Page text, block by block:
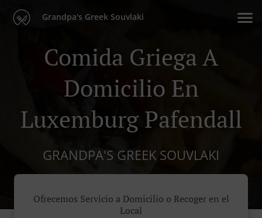
Grandpa's Greek Souvlaki
Comida Griega A
Domicilio En
Luxemburg Pafendall
GRANDPA'S GREEK SOUVLAKI
Ofrecemos Servicio a Domicilio o Recoger en el
Local